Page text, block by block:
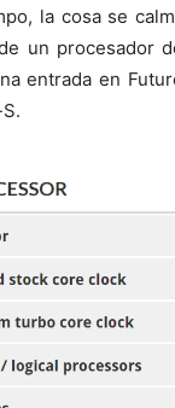
la cosa se
un procesador
entrada en